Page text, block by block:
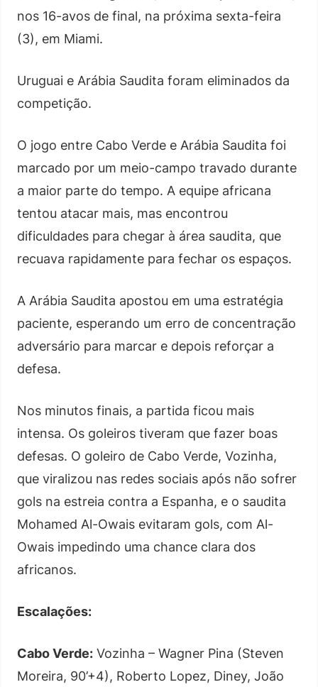
nos 16-avos de final, na próxima sexta-feira
(3), em Miami.
Uruguai e Arábia Saudita foram eliminados da
competição.
O jogo entre Cabo Verde e Arábia Saudita foi
marcado por um meio-campo travado durante
a maior parte do tempo. A equipe africana
tentou atacar mais, mas encontrou
dificuldades para chegar à área saudita, que
recuava rapidamente para fechar os espaços.
A Arábia Saudita apostou em uma estratégia
paciente, esperando um erro de concentração
adversário para marcar e depois reforçar a
defesa.
Nos minutos finais, a partida ficou mais
intensa. Os goleiros tiveram que fazer boas
defesas. O goleiro de Cabo Verde, Vozinha,
que viralizou nas redes sociais após não sofrer
gols na estreia contra a Espanha, e o saudita
Mohamed Al-Owais evitaram gols, com Al-
Owais impedindo uma chance clara dos
africanos.
Escalações:
Cabo Verde: Vozinha – Wagner Pina (Steven
Moreira, 90’+4), Roberto Lopez, Diney, João